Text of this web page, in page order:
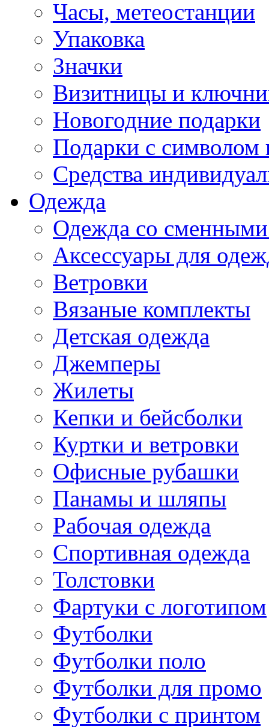
Часы, метеостанции
Упаковка
Значки
Визитницы и
Новогодние подарки
Подарки с символом
Средства
Одежда
Одежда со сменными
Аксессуары для
Ветровки
Вязаные комплекты
Детская одежда
Джемперы
Жилеты
Кепки и бейсболки
Куртки и ветровки
Офисные рубашки
Панамы и шляпы
Рабочая одежда
Спортивная одежда
Толстовки
Фартуки с логотипом
Футболки
Футболки поло
Футболки для промо
Футболки с принтом